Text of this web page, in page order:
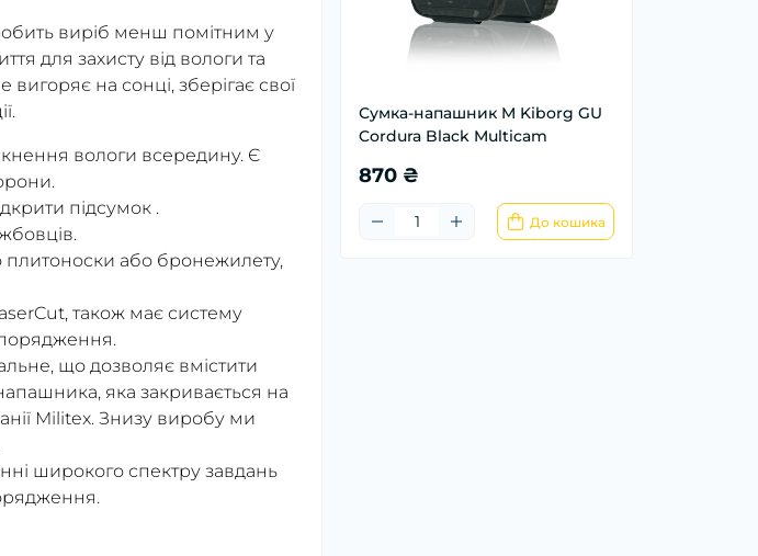
Сумка-напашник M Kiborg GU
Cordura Black Multicam
870 ₴
До кошика
виріб менш помітним у
для захисту від вологи та
вигоряє на сонці, зберігає свої
вологи всередину. Є
підсумок .
плитоноски або бронежилету,
також має систему
що дозволяє вмістити
яка закривається на
Militex. Знизу виробу ми
широкого спектру завдань